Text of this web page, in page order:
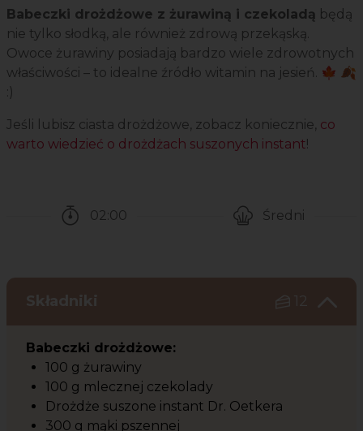
Babeczki drożdżowe z żurawiną i czekoladą będą
nie tylko słodką, ale również zdrową przekąską.
Owoce żurawiny posiadają bardzo wiele zdrowotnych
właściwości – to idealne źródło witamin na jesień. 🍁 🍂
:)
Jeśli lubisz ciasta drożdżowe, zobacz koniecznie, co
warto wiedzieć o drożdżach suszonych instant!
02:00
Średni
Składniki 12
Babeczki drożdżowe:
100 g żurawiny
100 g mlecznej czekolady
Drożdże suszone instant Dr. Oetkera
300 g mąki pszennej